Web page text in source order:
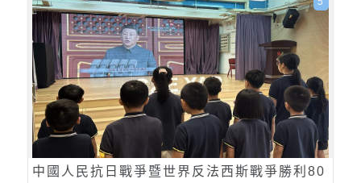
中國人民抗日戰爭暨世界反法西斯戰爭勝利80